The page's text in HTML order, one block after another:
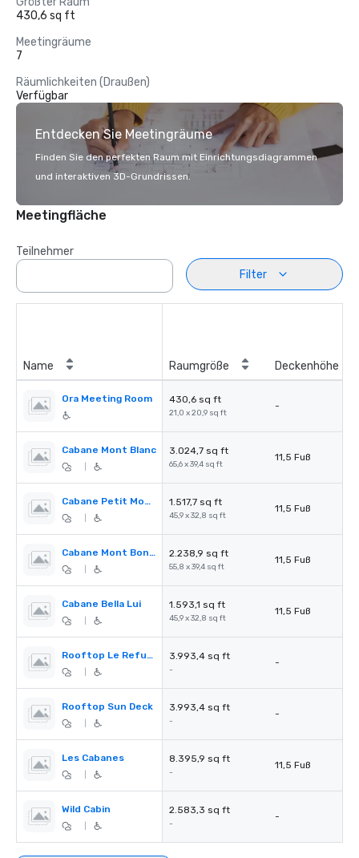
430,6 sq ft
Meetingräume
7
Räumlichkeiten (Draußen)
Verfügbar
Entdecken Sie Meetingräume
Finden Sie den perfekten Raum mit Einrichtungsdiagrammen
und interaktiven 3D-Grundrissen.
Meetingfläche
Teilnehmer
Filter
Name Raumgröße Deckenhöhe
Ora Meeting Room 430,6 sq ft
21,0 x 20,9 sq ft
-
Cabane Mont Blanc 3.024,7 sq ft
65,6 x 39,4 sq ft
11,5 Fuß
Cabane Petit Mont Bonvin 1.517,7 sq ft
45,9 x 32,8 sq ft
11,5 Fuß
Cabane Mont Bonvin 2.238,9 sq ft
55,8 x 39,4 sq ft
11,5 Fuß
Cabane Bella Lui 1.593,1 sq ft
45,9 x 32,8 sq ft
11,5 Fuß
Rooftop Le Refuge 3.993,4 sq ft
-
-
Rooftop Sun Deck 3.993,4 sq ft
-
-
Les Cabanes 8.395,9 sq ft
-
11,5 Fuß
Wild Cabin 2.583,3 sq ft
-
-